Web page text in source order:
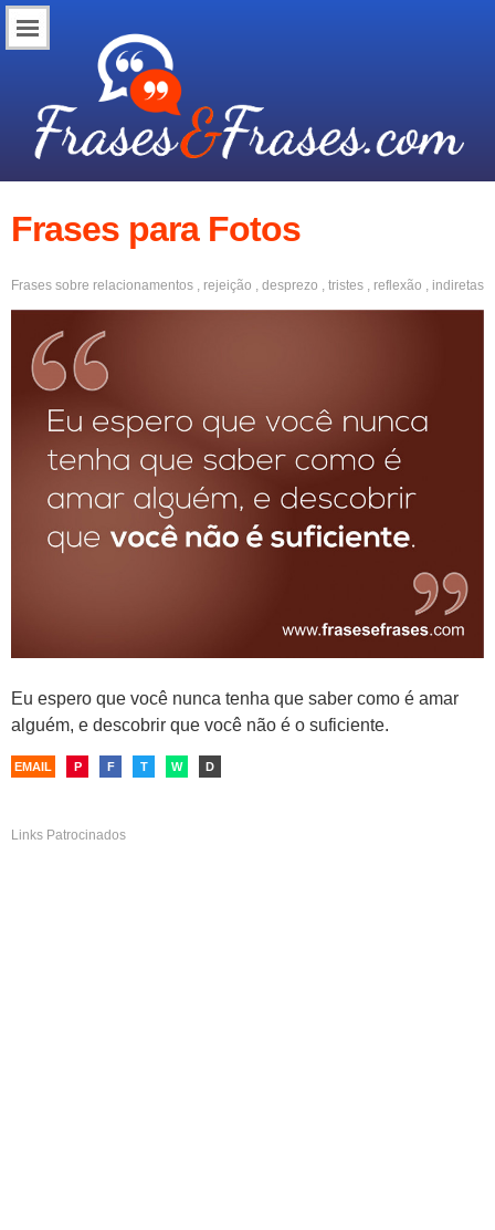
Frases para Fotos
Frases sobre relacionamentos , rejeição , desprezo , tristes , reflexão , indiretas
Eu espero que você nunca tenha que saber como é amar
alguém, e descobrir que você não é o suficiente.
EMAIL P F T W D
Links Patrocinados